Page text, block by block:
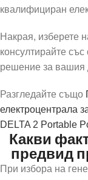
квалифициран
Накрая, изберете
консултирайте
решение за вашия
Разгледайте също
електроцентрала
DELTA 2 Portable
Какви
предвид
При избора на